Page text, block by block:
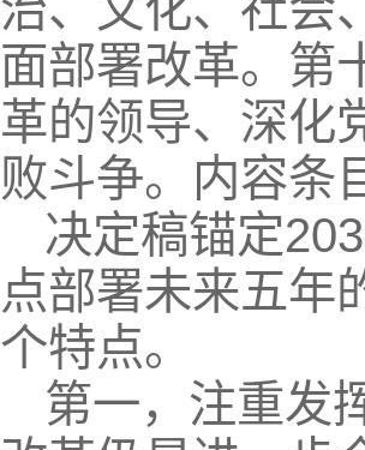
面部署改革。第
革的领导、深化
败斗争。内容条
决定稿锚定
点部署未来五年
个特点。
第一，注重发